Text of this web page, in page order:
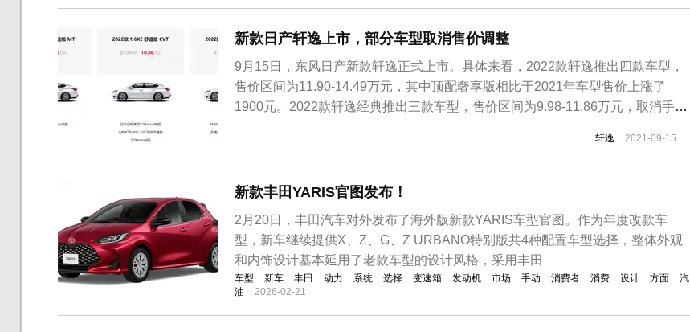
新款日产轩逸上市，部分车型取消售价调整
9月15日，东风日产新款轩逸正式上市。具体来看，2022款轩逸推出四款车型，
售价区间为11.90-14.49万元，其中顶配奢享版相比于2021年车型售价上涨了
1900元。2022款轩逸经典推出三款车型，售价区间为9.98-11.86万元，取消手动
面与老款车型保持一致。首先来看2022款轩逸，新车在外观和内饰设计层面基本
延续自2...
轩逸 2021-09-15
新款丰田YARIS官图发布！
2月20日，丰田汽车对外发布了海外版新款YARIS车型官图。作为年度改款车
型，新车继续提供X、Z、G、Z URBANO特别版共4种配置车型选择，整体外观
和内饰设计基本延用了老款车型的设计风格，采用丰田
车型 新车 丰田 动力 系统 选择 变速箱 发动机 市场 手动 消费者 消费 设计 方面
汽
油
2026-02-21